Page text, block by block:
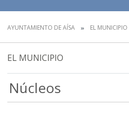
AYUNTAMIENTO DE AÍSA EL MUNICIPIO
EL MUNICIPIO
Núcleos